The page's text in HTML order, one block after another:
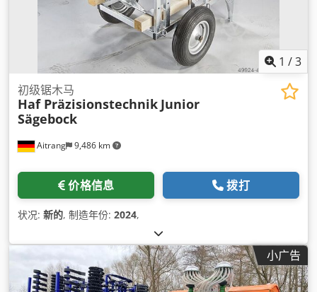
1 /3
Aitrang 9,486 km
初级锯木马
Haf Präzisionstechnik Junior
Sägebock
价格信息 拨打
状况: 新的, 制造年份: 2024,
小广告